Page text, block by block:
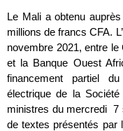
Le Mali a obtenu
millions de francs CFA.
novembre 2021, entre
et la Banque Ouest
financement partiel
électrique de la
ministres du mercredi 7
de textes présentés par